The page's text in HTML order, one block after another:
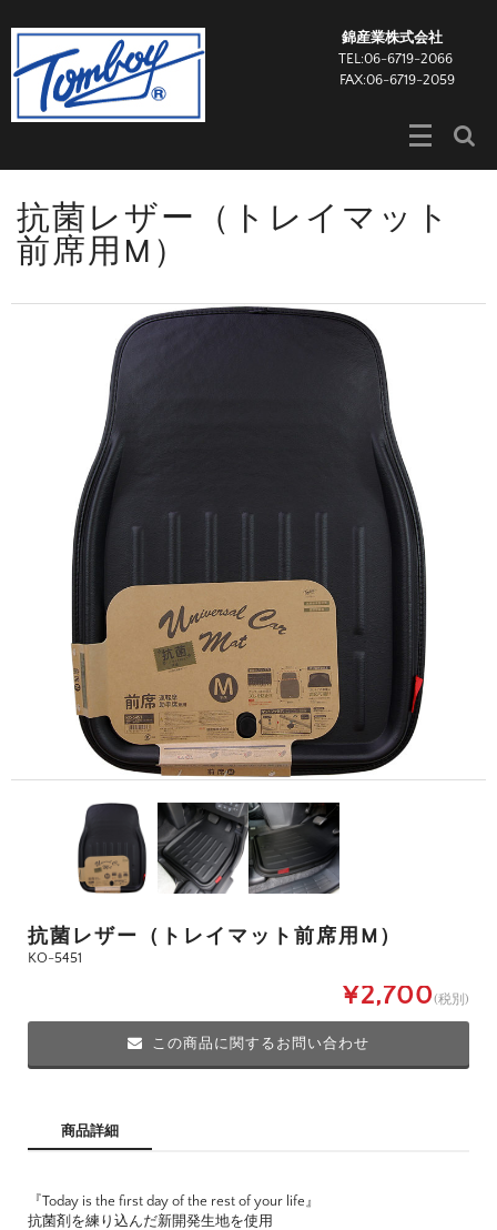
錦産業株式会社
TEL:06-6719-2066
FAX:06-6719-2059
抗菌レザー（トレイマット
前席用M）
抗菌レザー（トレイマット前席用M）
KO-5451
¥2,700(税別)
この商品に関するお問い合わせ
商品詳細
『Today is the first day of the rest of your life』
抗菌剤を練り込んだ新開発生地を使用